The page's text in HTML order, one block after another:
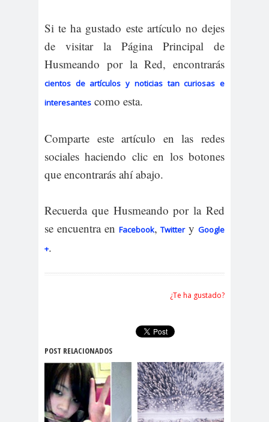
Si te ha gustado este artículo no dejes
de visitar la Página Principal de
Husmeando por la Red, encontrarás
cientos de artículos y noticias tan curiosas e
interesantes como esta.
Comparte este artículo en las redes
sociales haciendo clic en los botones
que encontrarás ahí abajo.
Recuerda que Husmeando por la Red
se encuentra en Facebook,TwitteryGoogle
+.
¿Te ha gustado?
POST RELACIONADOS